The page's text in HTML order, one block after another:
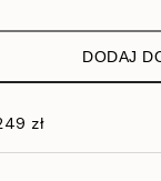
DODAJ
zł